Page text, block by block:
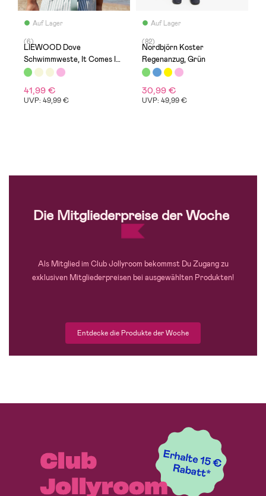
Auf Lager
(6)
LIEWOOD Dove
Schwimmweste, It Comes In
Waves/Peppermint
41,99 €
UVP: 49,99 €
Auf Lager
(82)
Nordbjörn Koster
Regenanzug, Grün
30,99 €
UVP: 49,99 €
Die Mitgliederpreise der Woche
Als Mitglied im Club Jollyroom bekommst Du Zugang zu
exklusiven Mitgliederpreisen bei ausgewählten Produkten!
Entdecke die Produkte der Woche